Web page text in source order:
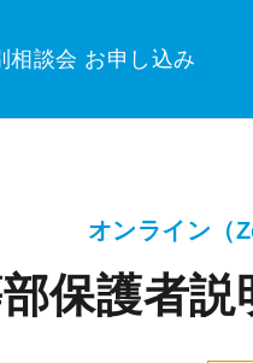
相談会 お申し込み
オンライン（
保護者